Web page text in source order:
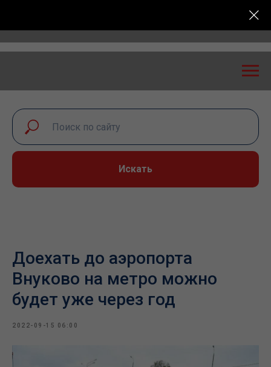
диалог – 2026» пройдет в Самаре 24-25
Искать
Доехать до аэропорта
Внуково на метро можно
будет уже через год
2022-09-15 06:00